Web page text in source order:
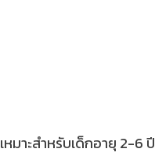
มาะสำหรับเด็กอายุ 2-6 ปี